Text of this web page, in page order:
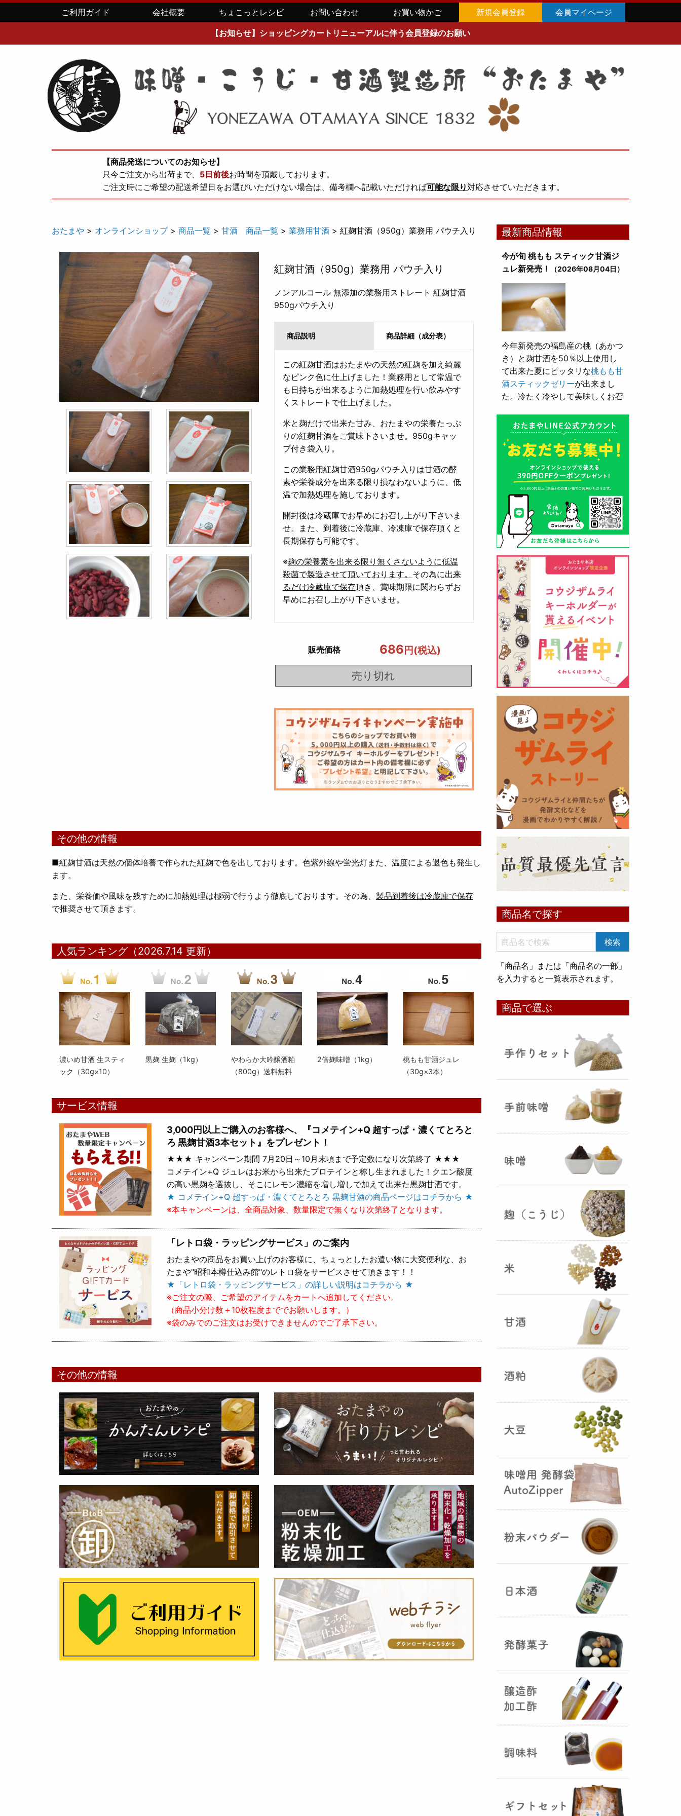
ご利用ガイド 会社概要 ちょこっとレシピ お問い合わせ お買い物かご 新規会員登録 会員マイページ
【お知らせ】ショッピングカートリニューアルに伴う会員登録のお願い
【商品発送についてのお知らせ】
只今ご注文から出荷まで、 5日前後お時間を頂戴しております。
ご注文時にご希望の配送希望日をお選びいただけない場合は、備考欄へ記載いただければ可能な限り対応させていただきます。
おたまや > オンラインショップ> 商品一覧 > 甘酒 商品一覧 > 業務用甘酒 > 紅麹甘酒（950g）業務用 パウチ入り
紅麹甘酒（950g）業務用 パウチ入り
ノンアルコール 無添加の業務用ストレート 紅麹甘酒
950gパウチ入り
商品説明 商品詳細（成分表）
この紅麹甘酒はおたまやの天然の紅麹を加え綺麗
なピンク色に仕上げました！業務用として常温で
も日持ちが出来るように加熱処理を行い飲みやす
くストレートで仕上げました。
米と麹だけで出来た甘み、おたまやの栄養たっぷ
りの紅麹甘酒をご賞味下さいませ。950gキャッ
プ付き袋入り。
この業務用紅麹甘酒950gパウチ入りは甘酒の酵
素や栄養成分を出来る限り損なわないように、低
温で加熱処理を施しております。
開封後は冷蔵庫でお早めにお召し上がり下さいま
せ。また、到着後に冷蔵庫、冷凍庫で保存頂くと
長期保存も可能です。
※麹の栄養素を出来る限り無くさないように低温
殺菌で製造させて頂いております。 その為に出来
るだけ冷蔵庫で保存頂き、賞味期限に関わらずお
早めにお召し上がり下さいませ。
販売価格 686円(税込)
売り切れ
その他の情報
■紅麹甘酒は天然の個体培養で作られた紅麹で色を出しております。色紫外線や蛍光灯また、温度による退色も発生し
ます。
また、栄養価や風味を残すために加熱処理は極弱で行うよう徹底しております。その為、 製品到着後は冷蔵庫で保存
で推奨させて頂きます。
人気ランキング（2026.7.14 更新）
濃いめ甘酒 生スティ
ック（30g×10）
黒麹 生麹（1kg）
やわらか大吟醸酒粕
（800g）送料無料
2倍麹味噌（1kg）
桃もも甘酒ジュレ
（30g×3本）
サービス情報
3,000円以上ご購入のお客様へ、『コメテイン+Q 超すっぱ・濃くてとろと
ろ 黒麹甘酒3本セット』をプレゼント！
★★★ キャンペーン期間 7月20日～10月末頃まで予定数になり次第終了 ★★★
コメテイン+Q ジュレはお米から出来たプロテインと称し生まれました！クエン酸度
の高い黒麹を選抜し、そこにレモン濃縮を増し増しで加えて出来た黒麹甘酒です。
★ コメテイン+Q 超すっぱ・濃くてとろとろ 黒麹甘酒の商品ページはコチラから ★
※本キャンペーンは、全商品対象、数量限定で無くなり次第終了となります。
「レトロ袋・ラッピングサービス」のご案内
おたまやの商品をお買い上げのお客様に、ちょっとしたお遣い物に大変便利な、お
たまや"昭和本樽仕込み館"のレトロ袋をサービスさせて頂きます！！
★「レトロ袋・ラッピングサービス」の詳しい説明はコチラから ★
※ご注文の際、ご希望のアイテムをカートへ追加してください。
（商品小分け数＋10枚程度まででお願いします。）
※袋のみでのご注文はお受けできませんのでご了承下さい。
その他の情報
最新商品情報
今が旬 桃もも スティック甘酒ジ
ュレ新発売！
（2026年08月04日）
今年新発売の福島産の桃（あかつ
き）と麹甘酒を50％以上使用し
て出来た夏にピッタリな桃もも甘
酒スティックゼリーが出来まし
た。冷たく冷やして美味しくお召
とろり漬け込み用酒粕が新発売！
（2026年05月10日）
山形酒蔵の今期新粕を低温でじっ
くりと熟成させて、とろり漬け込
まみをしっかりと引き出して出来
ました。野菜、お魚、お肉等の漬
け込みにどうぞ・・・
クロ黒麹甘酒 スティック新発売
（2026年03月08日）
黒麹の天然クエン酸で運動の為に
最大の機能を発揮出来るよう開発
しました。少しゆるく仕上がりま
したので初回ロット8,000本程度
を訳あり価格で提供します。品質
や栄養価には問題ありませんので
お早めにどうぞ・・・
甘酒 生スティック新発売！
（2025年11月11日）
いめ甘酒 30g』と『オートミー
プをリリース致しました。何処へ
でも持ち運びが出来て、非常に便
利です！
た！（2025年08月12日）
お米5kg貯蔵用アルミ袋が完
成しました！完全オリジナルで特
別な仕様でお米の美味しさをその
ままキープ！酸化防止と長期保存
を可能にしました！
山形さくらんぼ甘酒ゼリー発売
山形のさくらんぼをペーストにし
て、当店の生甘酒と合わせフレッ
シュな酸味の効いたさくらんぼ甘
が出来まし
た。
おたまやジャン 辛味噌発売！
5つの素材だけで出来た辛味
おたまやジャ
』が登場しました！そのままで
も、薬味や調味料を足しても利用
できます。
（2025年02月
国産（熊本産）の大麦に白麹菌を
つけて丁寧に培養して『大麦白
』が完成しました！大麦麹から
の旨みと、白麹から生成される天
然のクエン酸（酸味）が良き製品
を創出してくれることです。塩麹
作りや米麹や大麦麹とブレンドし
ての味噌作りなど、次の食のステ
ージに・・・
R6年 クロ黒麹が出来ました
♪（2025年01月15日）
商品名で探す
「商品名」または「商品名の一部」
を入力すると一覧表示されます。
商品で選ぶ